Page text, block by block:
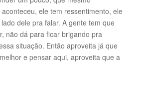
ele tem ressentimento, ele
dele pra falar. A gente tem que
não dá para ficar brigando pra
situação. Então aproveita já que
e pensar aqui, aproveita que a